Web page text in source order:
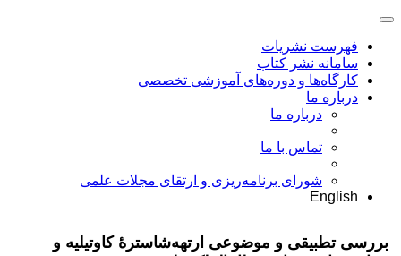
فهرست نشریات
سامانه نشر کتاب
کارگاه‌ها و دوره‌های آموزشی تخصصی
درباره ما
درباره ما
تماس با ما
شورای برنامه‌ریزی و ارتقای مجلات علمی
English
بررسی تطبیقی‌ و موضوعی ارتهه‌شاسترۀ کاوتیلیه و